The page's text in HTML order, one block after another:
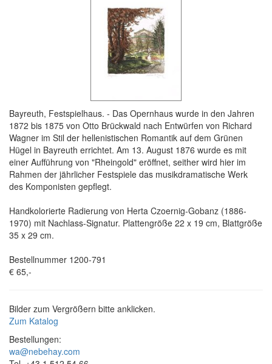
Bayreuth, Festspielhaus. - Das Opernhaus wurde in den Jahren
1872 bis 1875 von Otto Brückwald nach Entwürfen von Richard
Wagner im Stil der hellenistischen Romantik auf dem Grünen
Hügel in Bayreuth errichtet. Am 13. August 1876 wurde es mit
einer Aufführung von "Rheingold" eröffnet, seither wird hier im
Rahmen der jährlicher Festspiele das musikdramatische Werk
des Komponisten gepflegt.
Handkolorierte Radierung von Herta Czoernig-Gobanz (1886-
1970) mit Nachlass-Signatur. Plattengröße 22 x 19 cm, Blattgröße
35 x 29 cm.
Bestellnummer 1200-791
€ 65,-
Bilder zum Vergrößern bitte anklicken.
Zum Katalog
Bestellungen:
wa@nebehay.com